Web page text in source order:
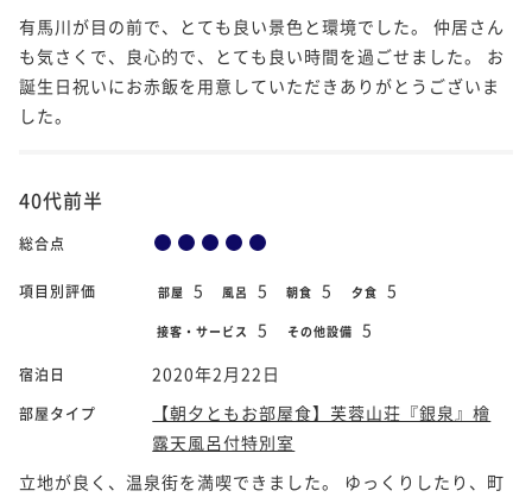
有馬川が目の前で、とても良い景色と環境でした。 仲居さん
も気さくで、良心的で、とても良い時間を過ごせました。 お
誕生日祝いにお赤飯を用意していただきありがとうございま
した。
40代前半
総合点
項目別評価 部屋 5 風呂 5 朝食 5 夕食 5
接客・サービス 5 その他設備 5
宿泊日 2020年2月22日
部屋タイプ
【朝夕ともお部屋食】芙蓉山荘『銀泉』檜
露天風呂付特別室
立地が良く、温泉街を満喫できました。 ゆっくりしたり、町